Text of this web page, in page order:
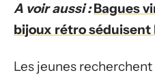
A voir aussi : Bagues
bijoux rétro séduisent
Les jeunes recherchent